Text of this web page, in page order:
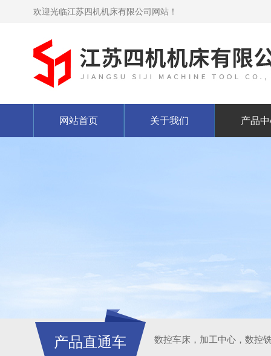
欢迎光临江苏四机机床有限公司网站！
网站首页 关于我们 产品
产品直通车